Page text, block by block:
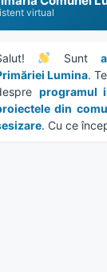
ORE DE LUCRU